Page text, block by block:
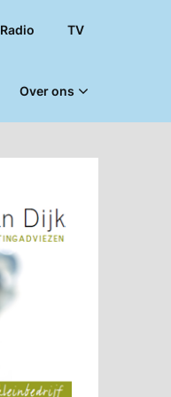
Radio TV
Over ons